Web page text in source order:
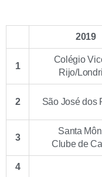
2019
1
Colégio
Rijo/
2 São José dos
3
Santa
Clube de
4